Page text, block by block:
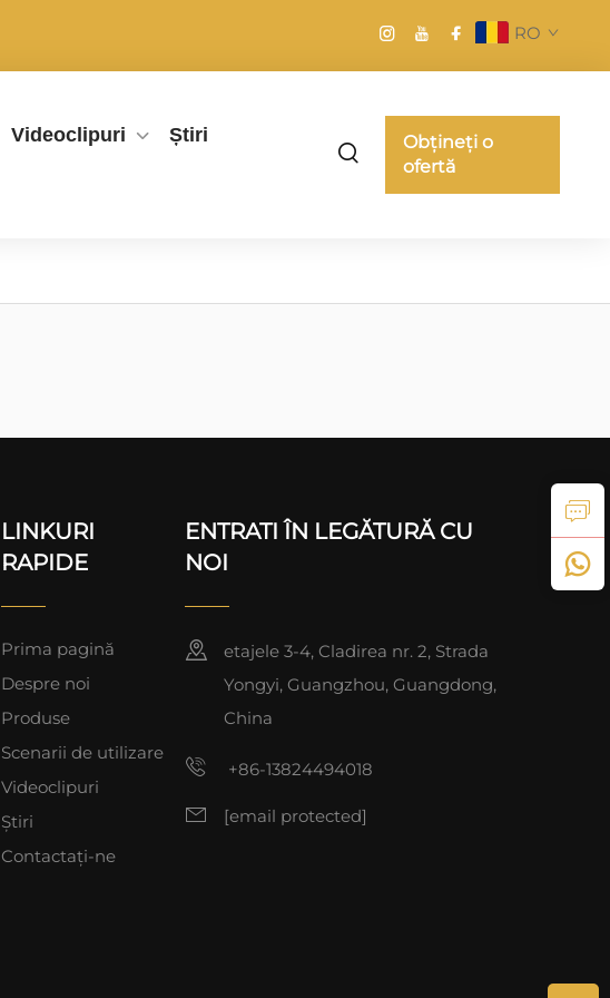
RO
Videoclipuri
Știri
Obțineți o
ofertă
LINKURI
RAPIDE
Prima pagină
Despre noi
Produse
Scenarii de utilizare
Videoclipuri
Știri
Contactați-ne
ENTRATI ÎN LEGĂTURĂ CU
NOI
etajele 3-4, Cladirea nr. 2, Strada
Yongyi, Guangzhou, Guangdong,
China
+86-13824494018
[email protected]